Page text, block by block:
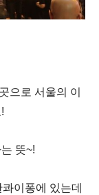
으로 서울의 이
뜻~!
이퐁에 있는데